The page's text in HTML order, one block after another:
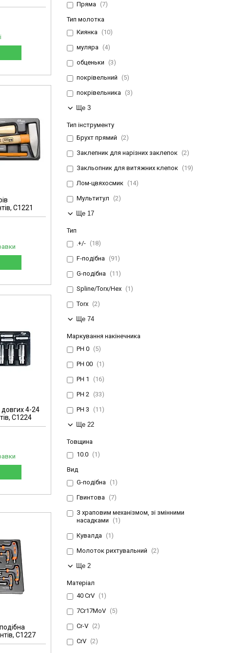
C1221
довгих 4-24
C1224
C1227
Пряма 7
Тип молотка
Киянка
10
муляра 4
обценьки 3
покрівельний 5
покрівельника 3
Ще 3
Тип інструменту
Брухт прямий
2
Заклепник для нарізних заклепок 2
Закльопник для витяжних клепок 19
Лом-цвяхосмик 14
Мультитул 2
Ще 17
Тип
.+/-
18
F-подібна 91
G-подібна 11
Spline/Torx/Hex 1
Torx 2
Ще 74
Маркування накінечника
PH 0
5
PH 00 1
PH 1 16
PH 2 33
PH 3 11
Ще 22
Товщина
10.0
1
Вид
G-подібна
1
Гвинтова 7
З храповим механізмом, зі змінними
насадками
1
Кувалда 1
Молоток рихтувальний 2
Ще 2
Матеріал
40 CrV
1
7Cr17MoV 5
Cr-V 2
CrV 2